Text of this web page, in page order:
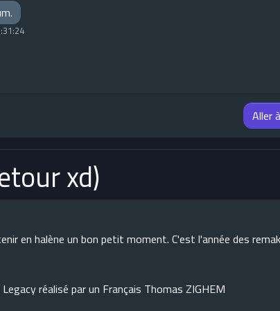
Aller
xd)
en halène un bon petit moment. C'est l'année des
réalisé par un Français Thomas ZIGHEM